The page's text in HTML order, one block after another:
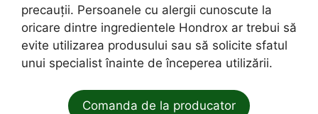
precauții. Persoanele cu alergii cunoscute la
oricare dintre ingredientele Hondrox ar trebui să
evite utilizarea produsului sau să solicite sfatul
unui specialist înainte de începerea utilizării.
Comanda de la producator